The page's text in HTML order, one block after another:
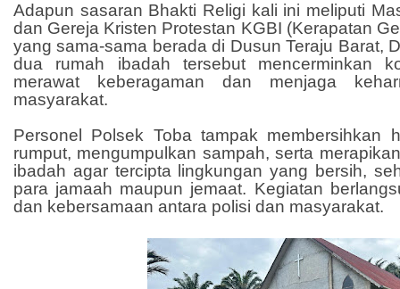
Adapun sasaran Bhakti Religi kali ini meliputi
dan Gereja Kristen Protestan KGBI (Kerapatan
yang sama-sama berada di Dusun Teraju Barat,
dua rumah ibadah tersebut mencerminkan
merawat keberagaman dan menjaga
masyarakat.
Personel Polsek Toba tampak membersihkan
rumput, mengumpulkan sampah, serta
ibadah agar tercipta lingkungan yang bersih,
para jamaah maupun jemaat. Kegiatan
dan kebersamaan antara polisi dan masyarakat.